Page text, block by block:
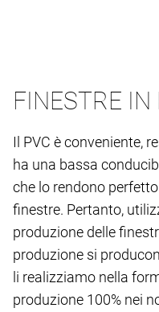
FINESTRE IN
Il PVC è conveniente,
ha una bassa
che lo rendono
finestre. Pertanto,
produzione delle
produzione si
li realizziamo nella
produzione 100% nei